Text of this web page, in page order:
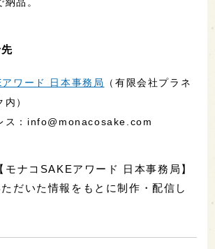
ワード 日本事務局
（有限会社プラネ
）
ス：info@monacosake.com
ナコSAKEアワード 日本事務局】
だいた情報をもとに制作・配信し